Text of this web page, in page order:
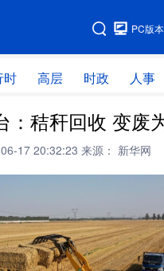
PC版本
时 高层 时政 人事
网站地图
高层 时政
财经 网评
科创 量子
书画 健康
：秸秆回收 变废
17 20:32:23 来源： 新华网